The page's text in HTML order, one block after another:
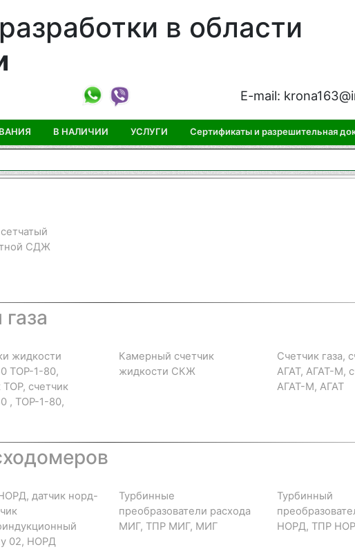
в области
E-mail:
В НАЛИЧИИ УСЛУГИ Сертификаты и разрешительная
СДЖ
жидкости
ТОР-1-80,
ТОР, счетчик
, ТОР-1-80,
Камерный счетчик
жидкости СКЖ
Счетчик газа,
АГАТ, АГАТ-М,
АГАТ-М, АГАТ
датчик норд-
02, НОРД
Турбинные
преобразователи расхода
МИГ, ТПР МИГ, МИГ
Турбинный
НОРД, ТПР